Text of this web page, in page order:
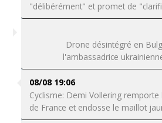
"délibérément" et promet de
Drone désintégré en
l'ambassadrice
08/08 19:06
Cyclisme: Demi Vollering
de France et endosse le maillot